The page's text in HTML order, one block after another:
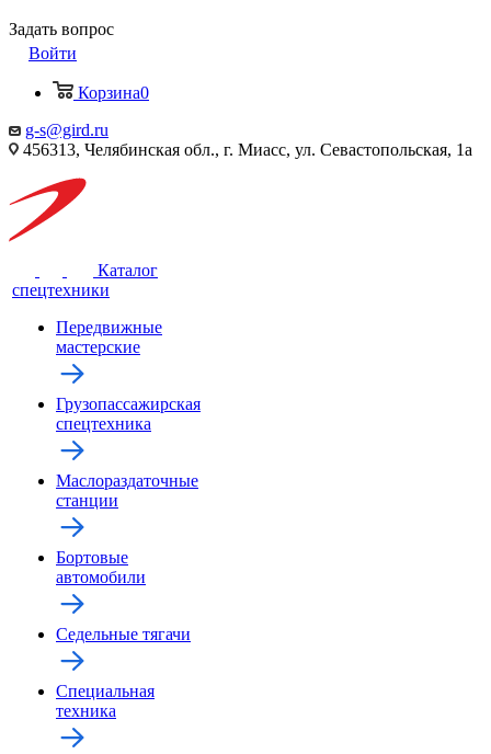
Задать вопрос
Войти
Корзина0
g-s@gird.ru
456313, Челябинская обл., г. Миасс, ул. Севастопольская, 1а
Каталог
спецтехники
Передвижные
мастерские
Грузопассажирская
спецтехника
Маслораздаточные
станции
Бортовые
автомобили
Седельные тягачи
Специальная
техника